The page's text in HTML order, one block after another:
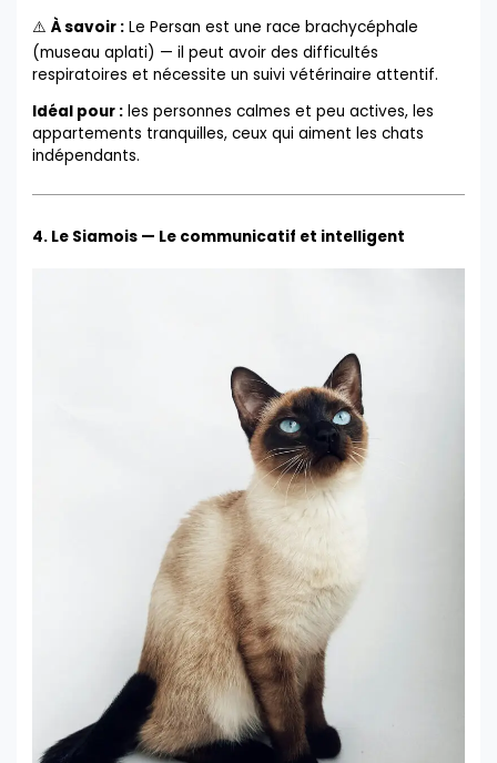
⚠️À savoir : Le Persan est une race brachycéphale
(museau aplati) — il peut avoir des difficultés
respiratoires et nécessite un suivi vétérinaire attentif.
Idéal pour : les personnes calmes et peu actives, les
appartements tranquilles, ceux qui aiment les chats
indépendants.
4. Le Siamois — Le communicatif et intelligent